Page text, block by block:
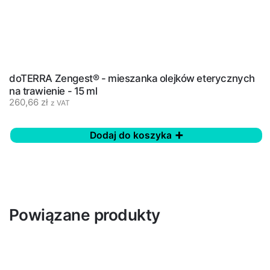
doTERRA Zengest® - mieszanka olejków eterycznych
na trawienie - 15 ml
260,66 zł z VAT
Dodaj do koszyka
Powiązane produkty